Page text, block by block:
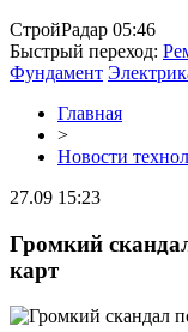
СтройРадар 05:46
Быстрый переход:
Фундамент
Главная
>
Новости
27.09 15:23
Громкий
карт